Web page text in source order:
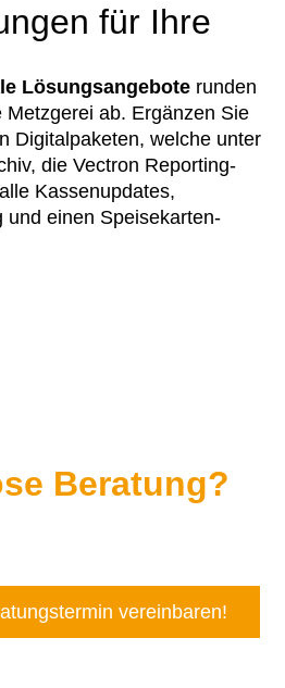
für Ihre
Lösungsangebote runden
Metzgerei ab. Ergänzen Sie
Digitalpaketen, welche unter
die Vectron Reporting-
Kassenupdates,
und einen Speisekarten-
Beratung?
vereinbaren!